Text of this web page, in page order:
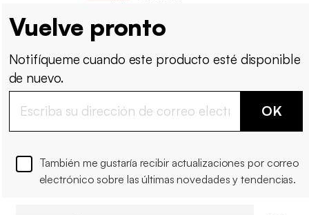
Vuelve pronto
Notifíqueme cuando este producto esté disponible
de nuevo.
OK
También me gustaría recibir actualizaciones por correo
electrónico sobre las últimas novedades y tendencias.